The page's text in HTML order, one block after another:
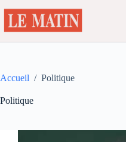
au
contenu
Accueil / Politique
Politique